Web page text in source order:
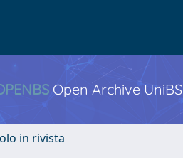
Open Archive UniBS
in rivista